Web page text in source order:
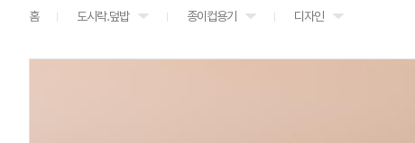
홈 도시락.덮밥 종이컵용기 디자인